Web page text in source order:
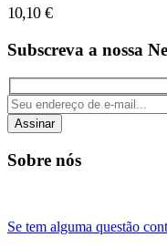
10,10 €
Subscreva a nossa
Assinar
Sobre nós
Se tem alguma questão